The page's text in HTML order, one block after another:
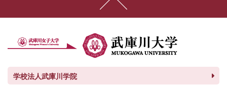
学校法人武庫川学院